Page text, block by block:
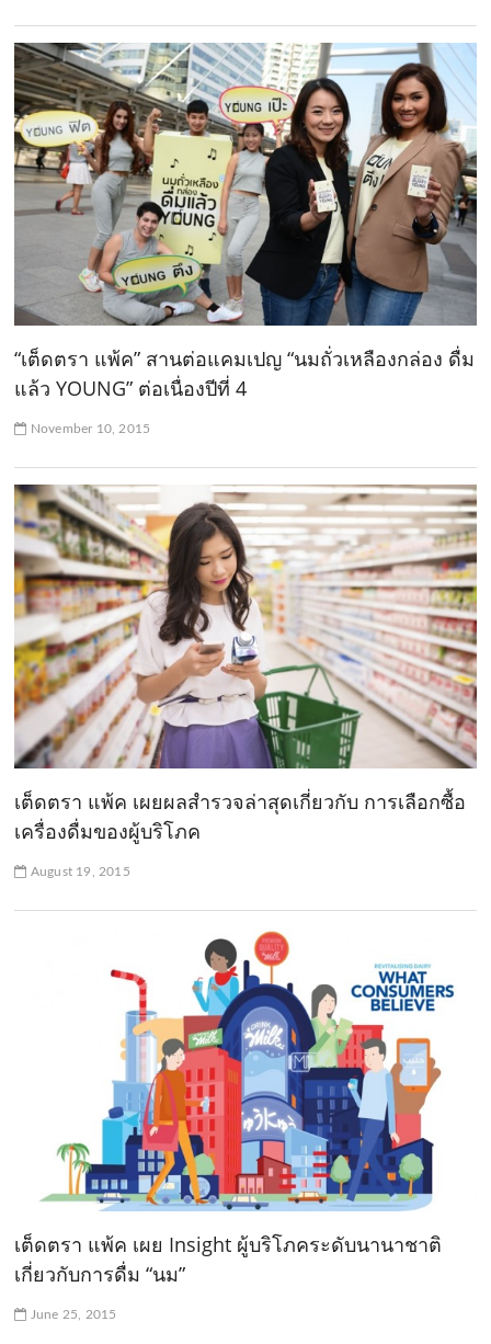
“เต็ดตรา แพ้ค” สานต่อแคมเปญ “นมถั่วเหลืองกล่อง ดื่ม
แล้ว YOUNG” ต่อเนื่องปีที่ 4
November 10, 2015
เต็ดตรา แพ้ค เผยผลสำรวจล่าสุดเกี่ยวกับ การเลือกซื้อ
เครื่องดื่มของผู้บริโภค
August 19, 2015
เต็ดตรา แพ้ค เผย Insight ผู้บริโภคระดับนานาชาติ
เกี่ยวกับการดื่ม “นม”
June 25, 2015